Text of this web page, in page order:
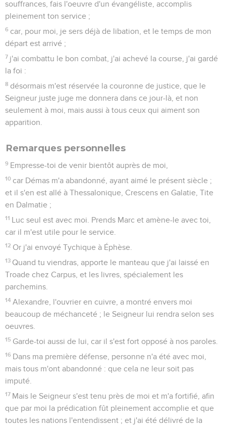
souffrances, fais l'oeuvre d'un évangéliste, accomplis
pleinement ton service ;
6 car, pour moi, je sers déjà de libation, et le temps de mon
départ est arrivé ;
7 j'ai combattu le bon combat, j'ai achevé la course, j'ai gardé
la foi :
8 désormais m'est réservée la couronne de justice, que le
Seigneur juste juge me donnera dans ce jour-là, et non
seulement à moi, mais aussi à tous ceux qui aiment son
apparition.
Remarques personnelles
9 Empresse-toi de venir bientôt auprès de moi,
10 car Démas m'a abandonné, ayant aimé le présent siècle ;
et il s'en est allé à Thessalonique, Crescens en Galatie, Tite
en Dalmatie ;
11 Luc seul est avec moi. Prends Marc et amène-le avec toi,
car il m'est utile pour le service.
12 Or j'ai envoyé Tychique à Éphèse.
13 Quand tu viendras, apporte le manteau que j'ai laissé en
Troade chez Carpus, et les livres, spécialement les
parchemins.
14 Alexandre, l'ouvrier en cuivre, a montré envers moi
beaucoup de méchanceté ; le Seigneur lui rendra selon ses
oeuvres.
15 Garde-toi aussi de lui, car il s'est fort opposé à nos paroles.
16 Dans ma première défense, personne n'a été avec moi,
mais tous m'ont abandonné : que cela ne leur soit pas
imputé.
17 Mais le Seigneur s'est tenu près de moi et m'a fortifié, afin
que par moi la prédication fût pleinement accomplie et que
toutes les nations l'entendissent ; et j'ai été délivré de la